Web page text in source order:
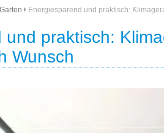
Energiesparend und praktisch:
und praktisch:
Wunsch